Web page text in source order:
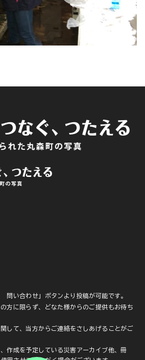
問い合わせ」ボタンより投稿が可能です。
方に限らず、どなた様からのご提供もお待ち
して、当方からご連絡をさしあげることがご
作成を予定している災害アーカイブ他、冊